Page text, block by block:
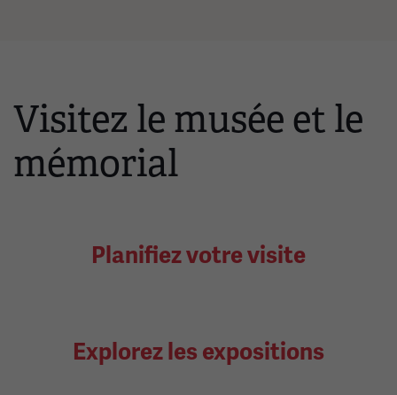
Visitez le musée et le
mémorial
Planifiez votre visite
Explorez les expositions